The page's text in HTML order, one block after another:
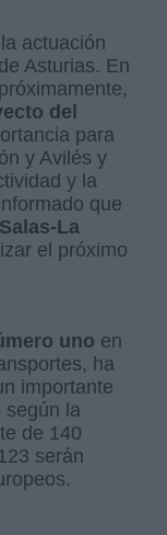
actuación
Asturias. En
del
para
y Avilés y
y la
que
La
el próximo
uno en
ha
importante
según la
de 140
serán